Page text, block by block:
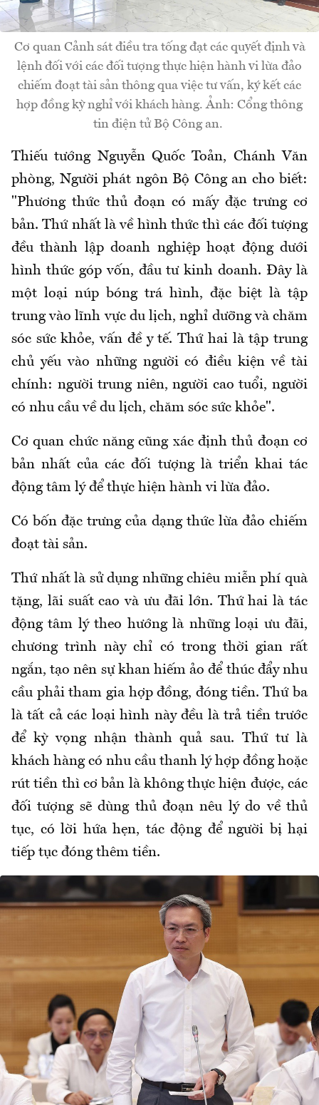
Cơ quan Cảnh sát điều tra tống đạt các quyết định và
lệnh đối với các đối tượng thực hiện hành vi lừa đảo
chiếm đoạt tài sản thông qua việc tư vấn, ký kết các
hợp đồng kỳ nghỉ với khách hàng. Ảnh: Cổng thông
tin điện tử Bộ Công an.
Thiếu tướng Nguyễn Quốc Toản, Chánh Văn
phòng, Người phát ngôn Bộ Công an cho biết:
"Phương thức thủ đoạn có mấy đặc trưng cơ
bản. Thứ nhất là về hình thức thì các đối tượng
đều thành lập doanh nghiệp hoạt động dưới
hình thức góp vốn, đầu tư kinh doanh. Đây là
một loại núp bóng trá hình, đặc biệt là tập
trung vào lĩnh vực du lịch, nghỉ dưỡng và chăm
sóc sức khỏe, vấn đề y tế. Thứ hai là tập trung
chủ yếu vào những người có điều kiện về tài
chính: người trung niên, người cao tuổi, người
có nhu cầu về du lịch, chăm sóc sức khỏe".
Cơ quan chức năng cũng xác định thủ đoạn cơ
bản nhất của các đối tượng là triển khai tác
động tâm lý để thực hiện hành vi lừa đảo.
Có bốn đặc trưng của dạng thức lừa đảo chiếm
đoạt tài sản.
Thứ nhất là sử dụng những chiêu miễn phí quà
tặng, lãi suất cao và ưu đãi lớn. Thứ hai là tác
động tâm lý theo hướng là những loại ưu đãi,
chương trình này chỉ có trong thời gian rất
ngắn, tạo nên sự khan hiếm ảo để thúc đẩy nhu
cầu phải tham gia hợp đồng, đóng tiền. Thứ ba
là tất cả các loại hình này đều là trả tiền trước
để kỳ vọng nhận thành quả sau. Thứ tư là
khách hàng có nhu cầu thanh lý hợp đồng hoặc
rút tiền thì cơ bản là không thực hiện được, các
đối tượng sẽ dùng thủ đoạn nêu lý do về thủ
tục, có lời hứa hẹn, tác động để người bị hại
tiếp tục đóng thêm tiền.